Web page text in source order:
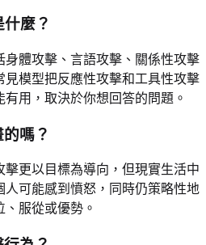
麼？
體攻擊、言語攻擊、關係性攻擊
模型把反應性攻擊和工具性攻擊
用，取決於你想回答的問題。
嗎？
更以目標為導向，但現實生活中
人可能感到憤怒，同時仍策略性地
服從或優勢。